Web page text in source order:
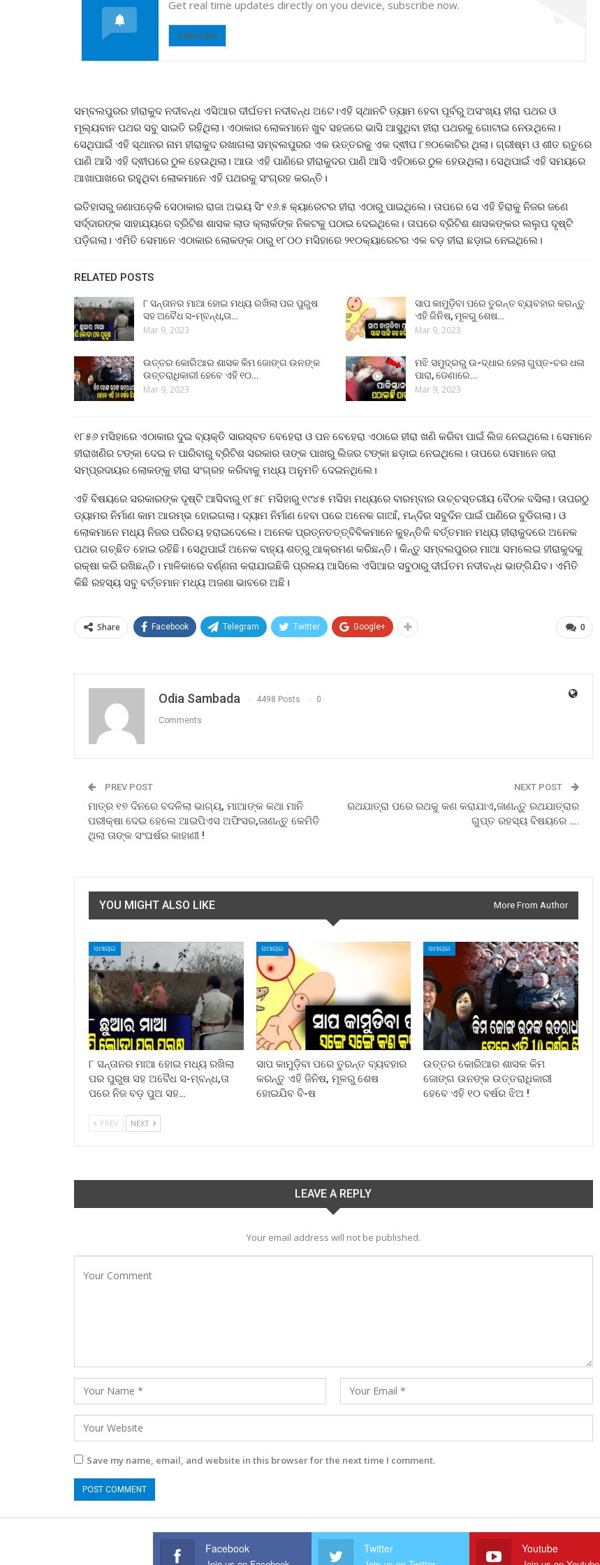
Get real time updates directly on you device, subscribe now.
Subscribe
ସମ୍ବଲପୁରର ହୀରାକୁଦ ନଦୀବନ୍ଧ ଏସିଆର ଦୀର୍ଘତମ ନଦୀବନ୍ଧ ଅଟେ।ଏହି ସ୍ଥାନଟି ଡ୍ୟାମ ହେବା ପୂର୍ବରୁ ଅସଂଖ୍ୟ ହୀରା ପଥର ଓ
ମୂଲ୍ୟବାନ ପଥର ସବୁ ସାଇତି ରହିଥିଲା। ଏଠାକାର ଲୋକମାନେ ଖୁବ ସହଜରେ ଭାସି ଆସୁଥିବା ହୀରା ପଥରକୁ ଗୋଟାଇ ନେଉଥିଲେ।
ସେଥିପାଇଁ ଏହି ସ୍ଥାନର ନାମ ହୀରାକୁଦ ରଖାଗଲା ସମ୍ବଲପୁରର ଏକ ଉତ୍ତରକୁ ଏକ ଦ୍ଵୀପ ୮୭୦କୋଟିର ଥିଲା। ଗ୍ରୀଷ୍ମ ଓ ଶୀତ ଋତୁରେ
ପାଣି ଆସି ଏହି ଦ୍ଵୀପରେ ଠୁଳ ହେଉଥିଲା। ଆଉ ଏହି ପାଣିରେ ହୀରାକୁଦର ପାଣି ଆସି ଏହିଠାରେ ଠୁଳ ହେଉଥିଲା। ସେଥିପାଇଁ ଏହି ସମୟରେ
ଆଖାପାଖରେ ରହୁଥିବା ଲୋକମାନେ ଏହି ପଥରକୁ ସଂଗ୍ରହ କରନ୍ତି।
ଇତିହାସରୁ ଜଣାପଡ଼େକି ସେଠାକାର ରାଜା ଅଭୟ ସିଂ ୧୬.୫ କ୍ୟାରେଟର ହୀରା ଏଠାରୁ ପାଇଥିଲେ। ତାପରେ ସେ ଏହି ହିରାକୁ ନିଜର ଜଣେ
ସର୍ଦ୍ଦାରଙ୍କ ସାହାଯ୍ୟରେ ବ୍ରିଟିଶ ଶାସକ ଲାଡ କ୍ଲାର୍କଙ୍କ ନିକଟକୁ ପଠାଇ ଦେଇଥିଲେ। ତାପରେ ବ୍ରିଟିଶ ଶାସକଙ୍କର ଲଲୁପ ଦୃଷ୍ଟି
ପଡ଼ିଗଲା। ଏମିତି ସେମାନେ ଏଠାକାର ଲୋକଙ୍କ ଠାରୁ ୧୮୦୦ ମସିହାରେ ୨୧୦କ୍ୟାରେଟର ଏକ ବଡ଼ ହୀରା ଛଡ଼ାଇ ନେଇଥିଲେ।
RELATED POSTS
୮ ସନ୍ତାନର ମାଆ ହୋଇ ମଧ୍ୟ ରଖିଲା ପର ପୁରୁଷ
ସହ ଅବୈଧ ସ-ମ୍ବନ୍ଧ,ତା…
Mar 9, 2023
ସାପ କାମୁଡ଼ିବା ପରେ ତୁରନ୍ତ ବ୍ୟବହାର କରନ୍ତୁ
ଏହି ଜିନିଷ, ମୂଳରୁ ଶେଷ…
Mar 9, 2023
ଉତ୍ତର କୋରିଆର ଶାସକ କିମ ଜୋଙ୍ଗ ଉନଙ୍କ
ଉତ୍ତରାଧିକାରୀ ହେବେ ଏହି ୧୦…
Mar 9, 2023
ମଝି ସମୁଦ୍ରରୁ ଉ-ଦ୍ଧାର ହେଲା ଗୁପ୍ତ-ଚର ଧଳା
ପାରା, ଡେଣାରେ…
Mar 9, 2023
୧୮୫୬ ମସିହାରେ ଏଠାକାର ଦୁଇ ବ୍ୟକ୍ତି ସାରସ୍ବତ ବେହେରା ଓ ପନ ବେହେରା ଏଠାରେ ହୀରା ଖଣି କରିବା ପାଇଁ ଲିଜ ନେଇଥିଲେ। ସେମାନେ
ହୀରାଖଣିର ଟଙ୍କା ଦେଇ ନ ପାରିବାରୁ ବ୍ରିଟିଶ ସରକାର ତାଙ୍କ ପାଖରୁ ଲିଜର ଟଙ୍କା ଛଡ଼ାଇ ନେଇଥିଲେ। ତାପରେ ସେମାନେ ଜରା
ସମ୍ପ୍ରଦାୟର ଲୋକଙ୍କୁ ହୀରା ସଂଗ୍ରହ କରିବାକୁ ମଧ୍ୟ ଅନୁମତି ଦେଇନଥିଲେ।
ଏହି ବିଷୟରେ ସରକାରଙ୍କ ଦୃଷ୍ଟି ଆସିବାରୁ ୧୮୫୮ ମସିହାରୁ ୧୯୪୫ ମସିହା ମଧ୍ୟରେ ବାରମ୍ବାର ଉଚ୍ଚସ୍ତରୀୟ ବୈଠକ ବସିଲା। ତାପରଠୁ
ଡ୍ୟାମର ନିର୍ମାଣ କାମ ଆରମ୍ଭ ହୋଇଗଲା। ଦ୍ୟାମ ନିର୍ମାଣ ହେବା ପରେ ଅନେକ ଗାଆଁ, ମନ୍ଦିର ସବୁଦିନ ପାଇଁ ପାଣିରେ ବୁଡିଗଲା। ଓ
ଲୋକମାନେ ମଧ୍ୟ ନିଜର ପରିଚୟ ହରାଇଦେଲେ। ଅନେକ ପ୍ରତ୍ନତତ୍ତ୍ବିବିକମାନେ କୁହନ୍ତିକି ବର୍ତ୍ତମାନ ମଧ୍ୟ ହୀରାକୁଦରେ ଅନେକ
ପଥର ଗଚ୍ଛିତ ହୋଇ ରହିଛି। ସେଥିପାଇଁ ଅନେକ ବାହ୍ୟ ଶତ୍ରୁ ଆକ୍ରମଣ କରିଛନ୍ତି। କିନ୍ତୁ ସମ୍ବଲପୁରର ମାଆ ସମଲେଇ ହୀରାକୁଦକୁ
ରକ୍ଷା କରି ରଖିଛନ୍ତି। ମାଳିକାରେ ବର୍ଣ୍ଣନା କରାଯାଇଛିକି ପ୍ରଳୟ ଆସିଲେ ଏସିଆର ସବୁଠାରୁ ଦୀର୍ଘତମ ନଦୀବନ୍ଧ ଭାଙ୍ଗିଯିବ। ଏମିତି
କିଛି ରହସ୍ୟ ସବୁ ବର୍ତ୍ତମାନ ମଧ୍ୟ ଅଜଣା ଭାବରେ ଅଛି।
0
Share Facebook Telegram Twitter Google+
Odia Sambada 4498 Posts 0
Comments
PREV POST
ମାତ୍ର ୧୭ ଦିନରେ ବଦଳିଲା ଭାଗ୍ୟ, ମାଆଙ୍କ କଥା ମାନି
ପରୀକ୍ଷା ଦେଇ ହେଲେ ଆଇପିଏସ ଅଫିସର,ଜାଣନ୍ତୁ କେମିତି
ଥିଲା ତାଙ୍କ ସଂଘର୍ଷର କାହାଣୀ !
NEXT POST
ରଥଯାତ୍ରା ପରେ ରଥକୁ କଣ କରାଯାଏ,ଜାଣନ୍ତୁ ରଥଯାତ୍ରାର
ଗୁପ୍ତ ରହସ୍ୟ ବିଷୟରେ ….
YOU MIGHT ALSO LIKE More From Author
ସମାଚାର
୮ ସନ୍ତାନର ମାଆ ହୋଇ ମଧ୍ୟ ରଖିଲା
ପର ପୁରୁଷ ସହ ଅବୈଧ ସ-ମ୍ବନ୍ଧ,ତା
ପରେ ନିଜ ବଡ଼ ପୁଅ ସହ…
ସମାଚାର
ସାପ କାମୁଡ଼ିବା ପରେ ତୁରନ୍ତ ବ୍ୟବହାର
କରନ୍ତୁ ଏହି ଜିନିଷ, ମୂଳରୁ ଶେଷ
ହୋଇଯିବ ବି-ଷ
ସମାଚାର
ଉତ୍ତର କୋରିଆର ଶାସକ କିମ
ଜୋଙ୍ଗ ଉନଙ୍କ ଉତ୍ତରାଧିକାରୀ
ହେବେ ଏହି ୧୦ ବର୍ଷର ଝିଅ !
PREV NEXT
LEAVE A REPLY
Your email address will not be published.
Save my name, email, and website in this browser for the next time I comment.
Facebook Twitter Youtube